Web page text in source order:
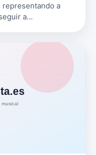
representando a
a
{fasts…